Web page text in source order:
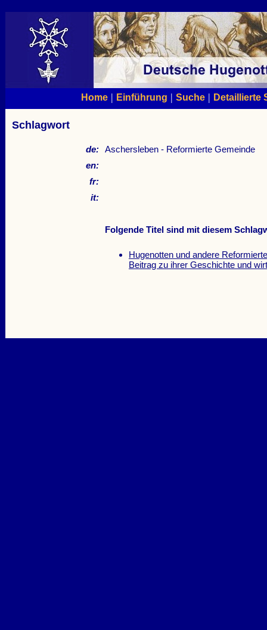
Home| Einführung | Suche| Detaillierte
Schlagwort
de: Aschersleben - Reformierte Gemeinde
en:
fr:
it:
Folgende Titel sind mit diesem
Hugenotten und andere
Beitrag zu ihrer Geschichte und